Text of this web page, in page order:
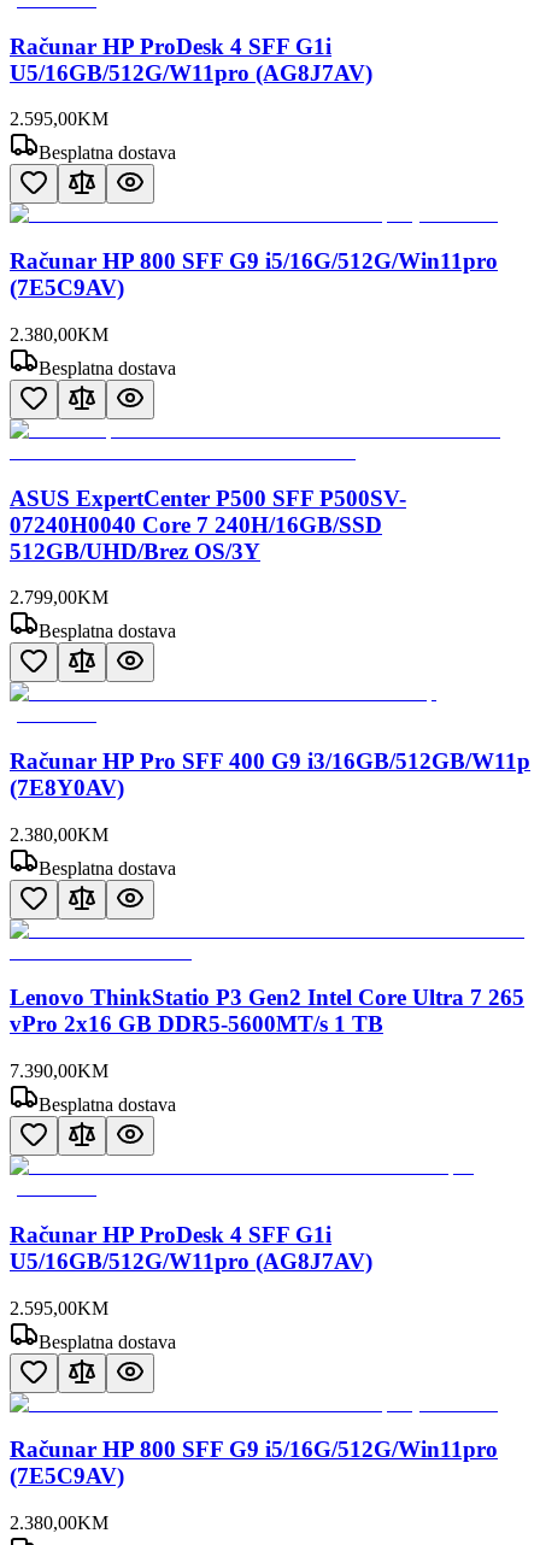
Računar HP ProDesk 4 SFF G1i
U5/16GB/512G/W11pro (AG8J7AV)
2.595,00KM
Besplatna dostava
Računar HP 800 SFF G9 i5/16G/512G/Win11pro
(7E5C9AV)
2.380,00KM
Besplatna dostava
ASUS ExpertCenter P500 SFF P500SV-
07240H0040 Core 7 240H/16GB/SSD
512GB/UHD/Brez OS/3Y
2.799,00KM
Besplatna dostava
Računar HP Pro SFF 400 G9 i3/16GB/512GB/W11p
(7E8Y0AV)
2.380,00KM
Besplatna dostava
Lenovo ThinkStatio P3 Gen2 Intel Core Ultra 7 265
vPro 2x16 GB DDR5-5600MT/s 1 TB
7.390,00KM
Besplatna dostava
Računar HP ProDesk 4 SFF G1i
U5/16GB/512G/W11pro (AG8J7AV)
2.595,00KM
Besplatna dostava
Računar HP 800 SFF G9 i5/16G/512G/Win11pro
(7E5C9AV)
2.380,00KM